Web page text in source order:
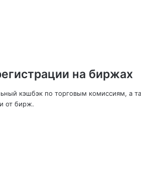
на биржах
кэшбэк по торговым комиссиям, а
от бирж.